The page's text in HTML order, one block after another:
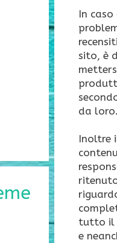
In
sito, è
da loro.
Inoltre
tutto il
e